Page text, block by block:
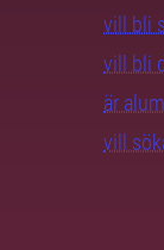
vill bli
vill bli
är
vill